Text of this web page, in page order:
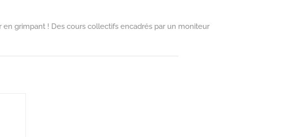
en grimpant ! Des cours collectifs encadrés par un moniteur